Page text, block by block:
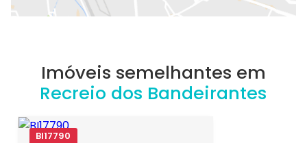
Imóveis semelhantes em
Recreio dos Bandeirantes
BI17790